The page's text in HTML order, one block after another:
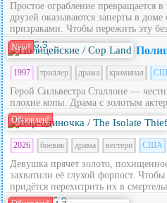
Простое ограбление превращается
друзей оказываются заперты в
призраками. Чтобы пережить эту
New! 6.9
1997 триллер драма криминал
Герой Сильвестра Сталлоне —
плохие копы. Драма с золотым
Обновлен!
2026 боевик драма вестерн США
Девушка прячет золото,
захватили её глухой форпост.
придётся перехитрить их в